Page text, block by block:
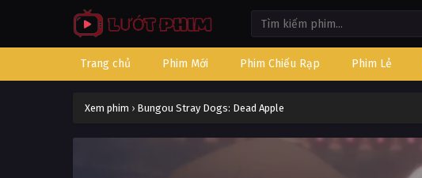
Trang chủ Phim Mới Phim Chiếu Rạp Phim Lẻ
Xem phim › Bungou Stray Dogs: Dead Apple